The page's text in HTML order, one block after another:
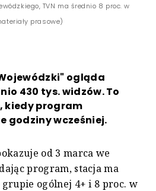
TVN ma średnio 8 proc. w
prasowe)
ogląda
430 tys. widzów. To
kiedy program
godziny wcześniej.
od 3 marca we
program, stacja ma
ogólnej 4+ i 8 proc. w